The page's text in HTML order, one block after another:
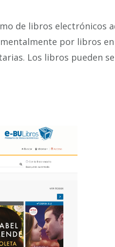
de libros electrónicos
por libros
Los libros pueden